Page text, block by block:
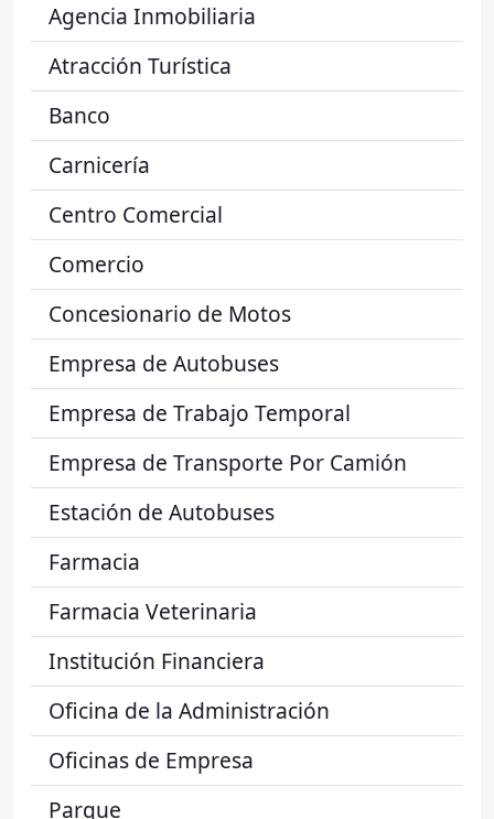
Agencia Inmobiliaria
Atracción Turística
Banco
Carnicería
Centro Comercial
Comercio
Concesionario de Motos
Empresa de Autobuses
Empresa de Trabajo Temporal
Empresa de Transporte Por Camión
Estación de Autobuses
Farmacia
Farmacia Veterinaria
Institución Financiera
Oficina de la Administración
Oficinas de Empresa
Parque